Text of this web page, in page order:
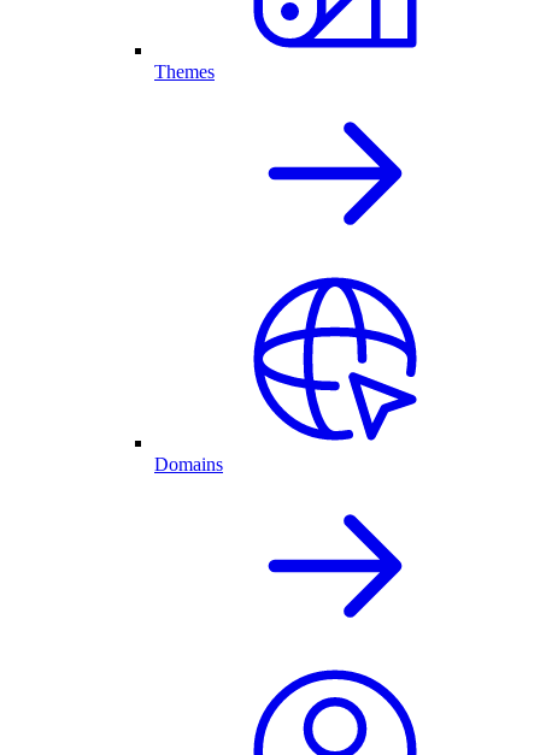
Themes
Domains